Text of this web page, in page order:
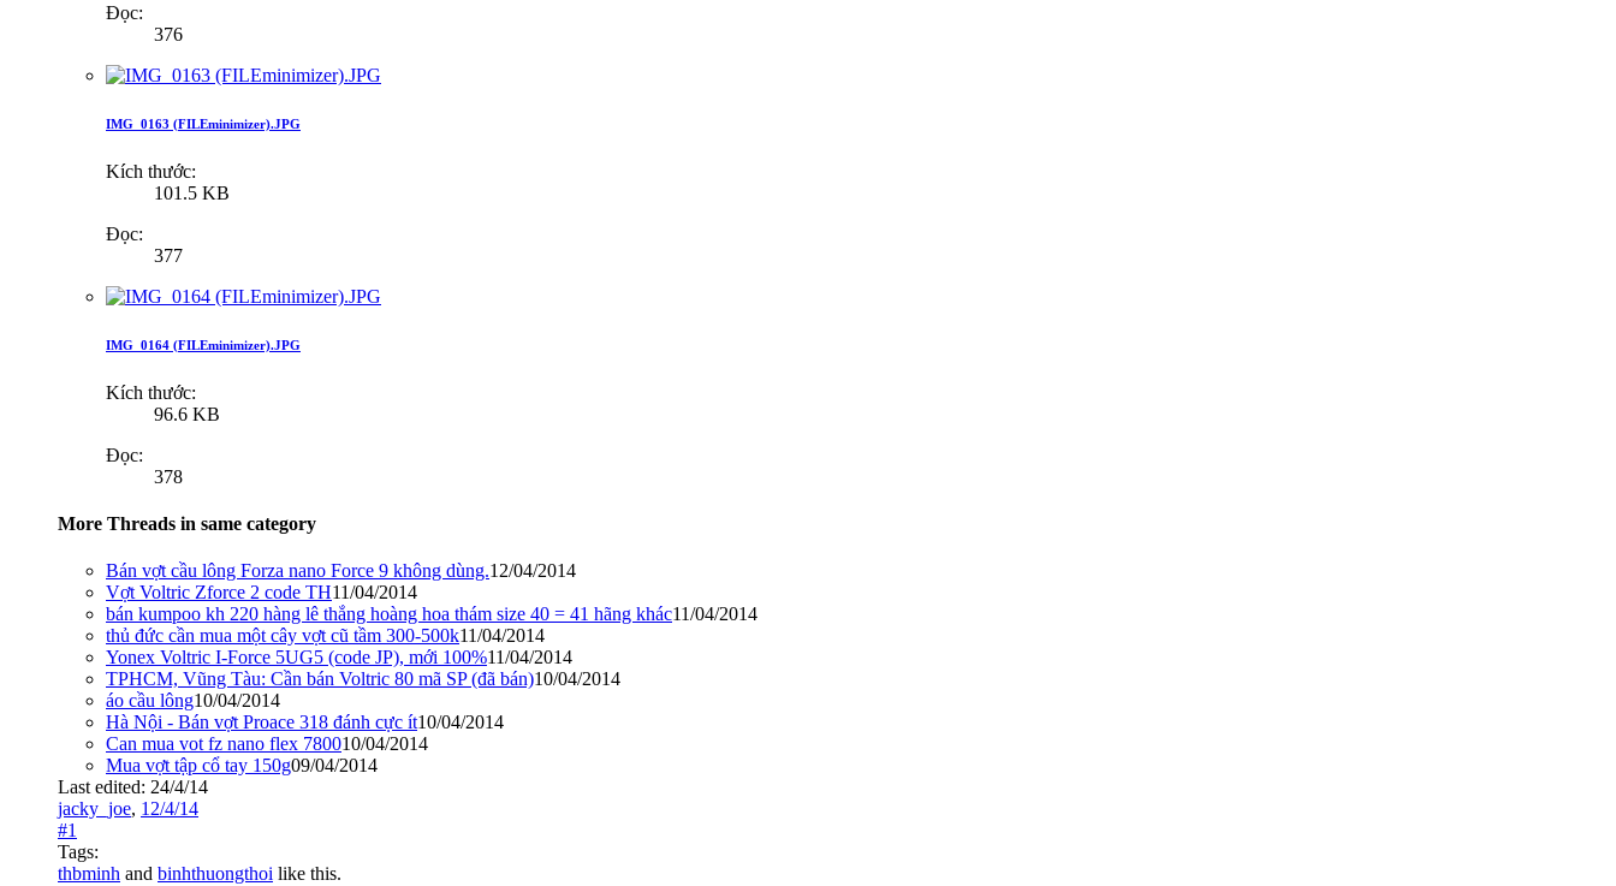
Đọc:
376
IMG_0163 (FILEminimizer).JPG
Kích thước:
101.5 KB
Đọc:
377
IMG_0164 (FILEminimizer).JPG
Kích thước:
96.6 KB
Đọc:
378
More Threads in same category
Bán vợt cầu lông Forza nano Force 9 không dùng.12/04/2014
Vợt Voltric Zforce 2 code TH11/04/2014
bán kumpoo kh 220 hàng lê thắng hoàng hoa thám size 40 = 41 hãng khác11/04/2014
thủ đức cần mua một cây vợt cũ tầm 300-500k11/04/2014
Yonex Voltric I-Force 5UG5 (code JP), mới 100%11/04/2014
TPHCM, Vũng Tàu: Cần bán Voltric 80 mã SP (đã bán)10/04/2014
áo cầu lông10/04/2014
Hà Nội - Bán vợt Proace 318 đánh cực ít10/04/2014
Can mua vot fz nano flex 780010/04/2014
Mua vợt tập cổ tay 150g09/04/2014
Last edited: 24/4/14
jacky_joe, 12/4/14
#1
Tags:
thbminh and binhthuongthoi like this.